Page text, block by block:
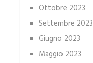
Ottobre 2023
Settembre 2023
Giugno 2023
Maggio 2023